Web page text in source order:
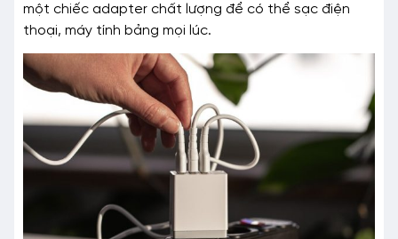
một chiếc adapter chất lượng để có thể sạc điện
thoại, máy tính bảng mọi lúc.